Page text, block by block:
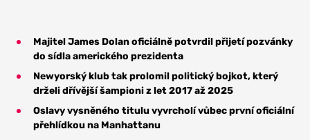
Majitel James Dolan oficiálně potvrdil přijetí pozvánky
do sídla amerického prezidenta
Newyorský klub tak prolomil politický bojkot, který
drželi dřívější šampioni z let 2017 až 2025
Oslavy vysněného titulu vyvrcholí vůbec první oficiální
přehlídkou na Manhattanu